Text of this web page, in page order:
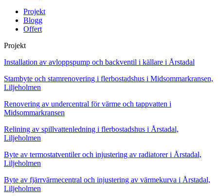
Projekt
Blogg
Offert
Projekt
Installation av avloppspump och backventil i källare i Årstadal
Stambyte och stamrenovering i flerbostadshus i Midsommarkransen,
Liljeholmen
Renovering av undercentral för värme och tappvatten i
Midsommarkransen
Relining av spillvattenledning i flerbostadshus i Årstadal,
Liljeholmen
Byte av termostatventiler och injustering av radiatorer i Årstadal,
Liljeholmen
Byte av fjärrvärmecentral och injustering av värmekurva i Årstadal,
Liljeholmen